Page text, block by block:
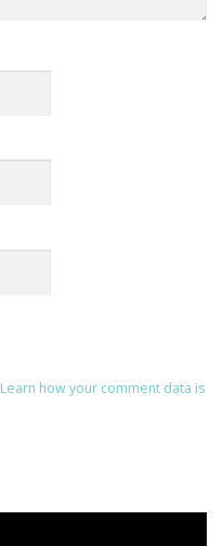
Learn how your comment data is